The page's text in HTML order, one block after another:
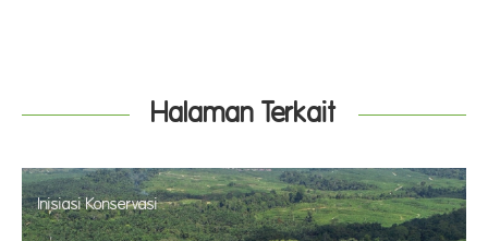
Halaman Terkait
Inisiasi Konservasi